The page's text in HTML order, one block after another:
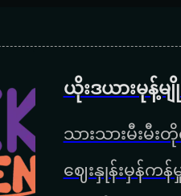
ယိုးဒယားမုန့်
သားသားမီးမီး
ဈေးနှုန်းမှန်က